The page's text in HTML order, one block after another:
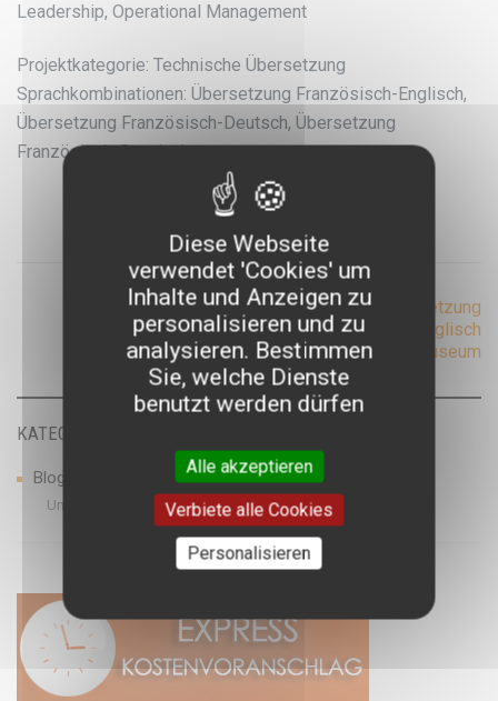
Leadership, Operational Management
Projektkategorie: Technische Übersetzung
Sprachkombinationen: Übersetzung Französisch-Englisch,
Übersetzung Französisch-Deutsch, Übersetzung
Französisch-Spanisch
navigation
←
Übersetzung
Französisch-Englisch
Museum
Atenao übersetzt für
die Uniklinik in Reims
→
KATEGORIEN
Blog
Untertitel
Diese Webseite
verwendet 'Cookies' um
Inhalte und Anzeigen zu
personalisieren und zu
analysieren. Bestimmen
Sie, welche Dienste
benutzt werden dürfen
Alle akzeptieren
Verbiete alle Cookies
Personalisieren